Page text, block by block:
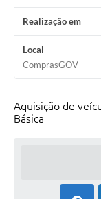
Obras
Galeria de Vídeos
Conselhos Municipais
Projetos
Realização em
Local
ComprasGOV
Aquisição de
Básica